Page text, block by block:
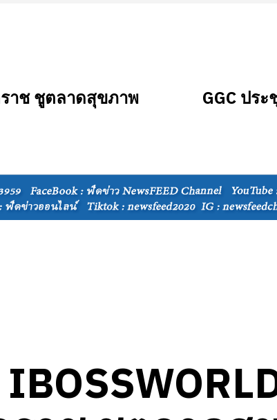
ราช ชูตลาดสุขภาพ GGC ปร